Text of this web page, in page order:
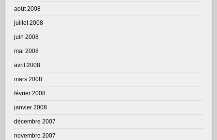
août 2008
juillet 2008
juin 2008
mai 2008
avril 2008
mars 2008
février 2008
janvier 2008
décembre 2007
novembre 2007